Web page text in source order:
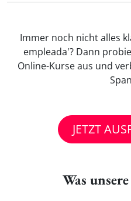
Immer noch nicht alles
empleada'? Dann
Online-Kurse aus und
JETZT
Was